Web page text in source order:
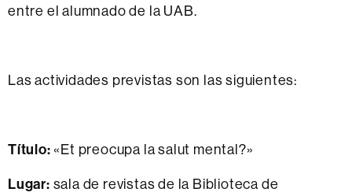
entre el alumnado de la UAB.
Las actividades previstas son las siguientes:
Título:«Et preocupa la salut mental?»
Lugar: sala de revistas de la Biblioteca de